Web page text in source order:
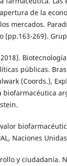
de la
mercados.
(pp.163-269).
públicas.
(Coords.),
Naciones
y ciudadanía.